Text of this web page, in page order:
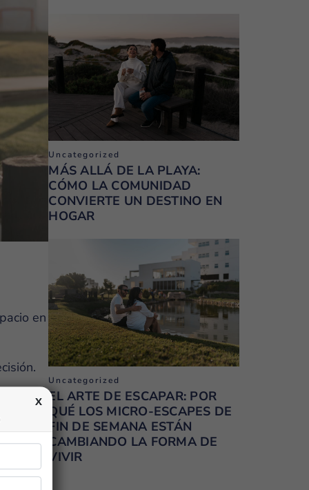
en
Uncategorized
MÁS ALLÁ DE LA PLAYA:
CÓMO LA COMUNIDAD
CONVIERTE UN DESTINO EN
HOGAR
Uncategorized
EL ARTE DE ESCAPAR: POR
QUÉ LOS MICRO-ESCAPES DE
FIN DE SEMANA ESTÁN
CAMBIANDO LA FORMA DE
VIVIR